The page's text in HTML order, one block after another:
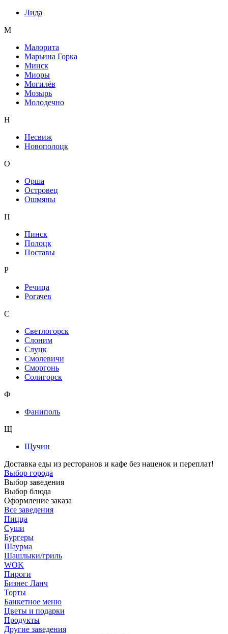
Лида
М
Малорита
Марьина Горка
Минск
Миоры
Могилёв
Мозырь
Молодечно
Н
Несвиж
Новополоцк
О
Орша
Островец
Ошмяны
П
Пинск
Полоцк
Поставы
Р
Речица
Рогачев
С
Светлогорск
Слоним
Слуцк
Смолевичи
Сморгонь
Солигорск
Ф
Фаниполь
Щ
Щучин
Доставка еды из ресторанов и кафе без наценок и переплат!
Выбор города
Выбор заведения
Выбор блюда
Оформление заказа
Все заведения
Пицца
Суши
Бургеры
Шаурма
Шашлыки/гриль
WOK
Пироги
Бизнес Ланч
Торты
Банкетное меню
Цветы и подарки
Продукты
Другие заведения